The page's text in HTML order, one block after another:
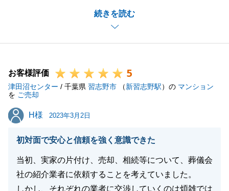
続きを読む
こと大変嬉しく思っております。
ご購入いただいた買主様も大変喜んでいらっしゃいま
した。
付けくださいませ。
今後ともどうぞよろしくお願い申し上げます。
お客様評価 5
津田沼センター / 千葉県 習志野市 （新習志野駅）の マンション
を ご売却
H様
H様 2023年3月2日
初対面で安心と信頼を強く意識できた
当初、実家の片付け、売却、相続等について、葬儀会
社の紹介業者に依頼することを考えていました。
しかし、それぞれの業者に交渉していくのは煩雑では